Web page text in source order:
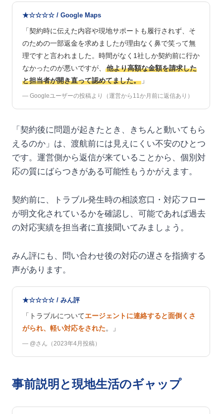
★☆☆☆☆ / Google Maps
「契約時に伝えた内容や現地サポートも履行されず、そ
のための一部返金を求めましたが理由なく鼻で笑って無
理ですと言われました。時間がなく1社しか契約前に行か
なかったのが悪いですが、
他より高額な金額を請求した
と担当者が開き直って認めてました。」
— Googleユーザーの投稿より（運営から11か月前に返信あり）
「契約後に問題が起きたとき、きちんと動いてもら
えるのか」は、渡航前には見えにくい不安のひとつ
です。運営側から返信が来ていることから、個別対
応の質にばらつきがある可能性もうかがえます。
契約前に、トラブル発生時の相談窓口・対応フロー
が明文化されているかを確認し、可能であれば過去
の対応実績を担当者に直接聞いてみましょう。
みん評にも、問い合わせ後の対応の遅さを指摘する
声があります。
★☆☆☆☆ / みん評
「トラブルについてエージェントに連絡すると面倒くさ
がられ、軽い対応をされた。」
— @さん（2023年4月投稿）
事前説明と現地生活のギャップ